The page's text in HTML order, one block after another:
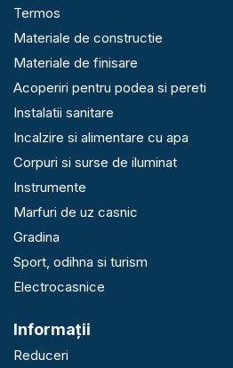
Termos
Materiale de constructie
Materiale de finisare
Acoperiri pentru podea si pereti
Instalatii sanitare
Incalzire si alimentare cu apa
Corpuri si surse de iluminat
Instrumente
Marfuri de uz casnic
Gradina
Sport, odihna si turism
Electrocasnice
Informaţii
Reduceri